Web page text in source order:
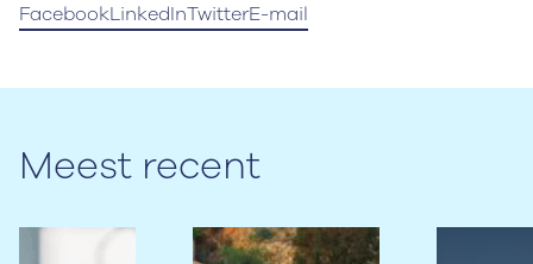
FacebookLinkedInTwitterE-mail
Meest recent